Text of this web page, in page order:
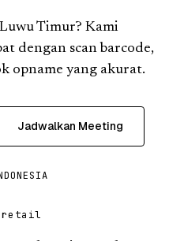
Timur? Kami
dengan scan barcode,
opname yang akurat.
Jadwalkan Meeting
retail